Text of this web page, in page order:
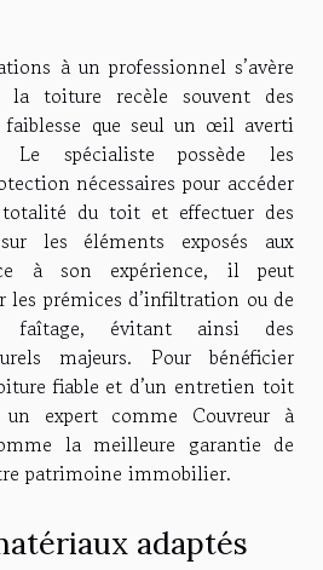
à un professionnel s’avère
la toiture recèle souvent des
faiblesse que seul un œil averti
Le spécialiste possède les
nécessaires pour accéder
du toit et effectuer des
les éléments exposés aux
à son expérience, il peut
les prémices d’infiltration ou de
faîtage, évitant ainsi des
majeurs. Pour bénéficier
fiable et d’un entretien toit
expert comme Couvreur à
la meilleure garantie de
patrimoine immobilier.
adaptés